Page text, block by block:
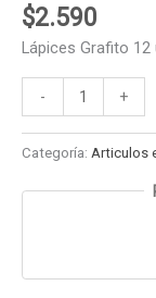
$2.590
Lápices Grafito 12
- +
Categoría: Articulos